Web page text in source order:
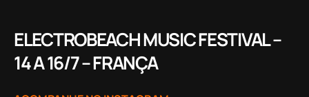
ELECTROBEACH MUSIC FESTIVAL –
14 A 16/7 – FRANÇA